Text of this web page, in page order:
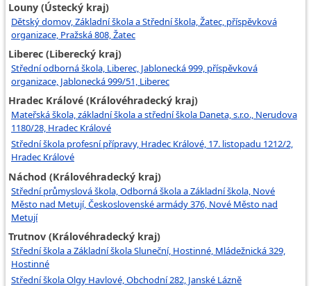
Louny (Ústecký kraj)
Dětský domov, Základní škola a Střední škola, Žatec, příspěvková
organizace, Pražská 808, Žatec
Liberec (Liberecký kraj)
Střední odborná škola, Liberec, Jablonecká 999, příspěvková
organizace, Jablonecká 999/51, Liberec
Hradec Králové (Královéhradecký kraj)
Mateřská škola, základní škola a střední škola Daneta, s.r.o., Nerudova
1180/28, Hradec Králové
Střední škola profesní přípravy, Hradec Králové, 17. listopadu 1212/2,
Hradec Králové
Náchod (Královéhradecký kraj)
Střední průmyslová škola, Odborná škola a Základní škola, Nové
Město nad Metují, Československé armády 376, Nové Město nad
Metují
Trutnov (Královéhradecký kraj)
Střední škola a Základní škola Sluneční, Hostinné, Mládežnická 329,
Hostinné
Střední škola Olgy Havlové, Obchodní 282, Janské Lázně